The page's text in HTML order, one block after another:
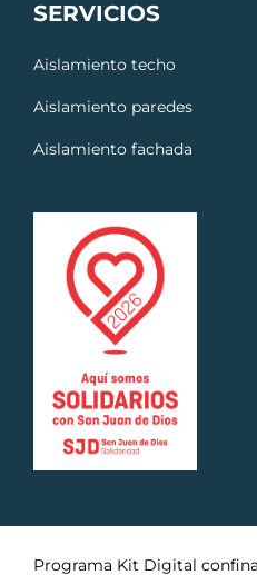
SERVICIOS
Aislamiento techo
Aislamiento paredes
Aislamiento fachada
Programa Kit Digital